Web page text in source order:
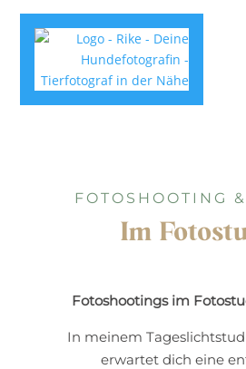
FOTOSHOOTING
Im
Fotoshootings im
In meinem
erwartet dich eine